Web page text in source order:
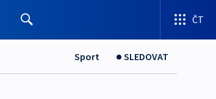
ČT
Sport SLEDOVAT